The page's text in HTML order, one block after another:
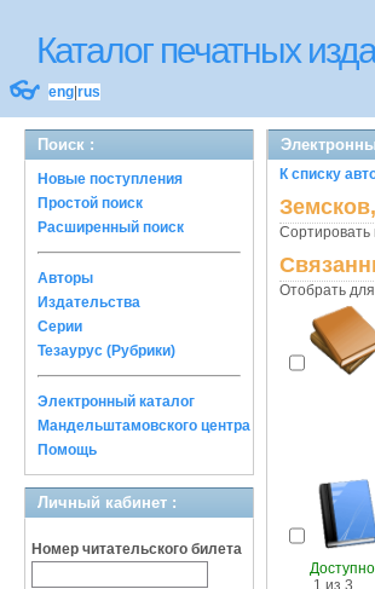
Каталог печатных
👓 eng rus
Поиск :
Новые поступления
Простой поиск
Расширенный поиск
Авторы
Издательства
Серии
Тезаурус (Рубрики)
Электронный каталог
Мандельштамовского центра
Помощь
Личный кабинет :
Номер читательского билета
К списку
Сортировать
Отобрать
Доступно
1 из 3